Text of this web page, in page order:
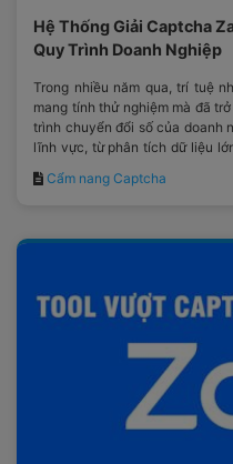
Hệ Thống Giải Captcha
Quy Trình Doanh Nghiệp
Trong nhiều năm qua, trí tuệ
mang tính thử nghiệm mà đã
trình chuyển đổi số của doanh
lĩnh vực, từ phân tích dữ liệu
Cẩm nang Captcha